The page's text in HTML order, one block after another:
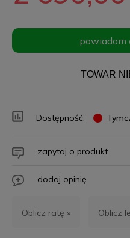
powiadom
TOWAR
Dostępność:
zapytaj o produkt
dodaj opinię
Oblicz ratę » Oblicz